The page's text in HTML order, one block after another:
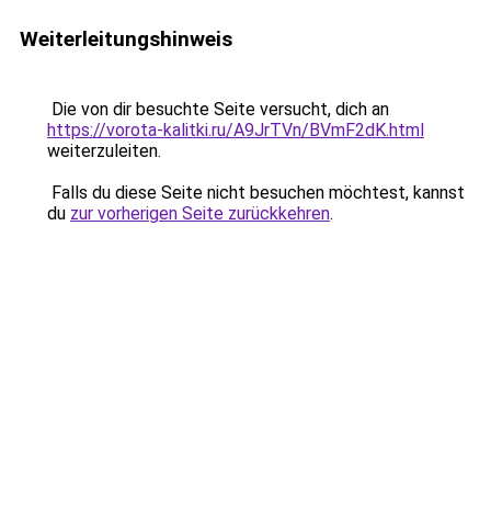
Weiterleitungshinweis
Die von dir besuchte Seite versucht, dich an
https://vorota-kalitki.ru/A9JrTVn/BVmF2dK.html
weiterzuleiten.
Falls du diese Seite nicht besuchen möchtest, kannst
du zur vorherigen Seite zurückkehren.